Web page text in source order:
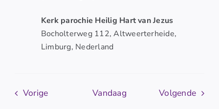
Kerk parochie Heilig Hart van Jezus
Bocholterweg 112, Altweerterheide,
Limburg, Nederland
VorigeEvenementenVandaag Volgende